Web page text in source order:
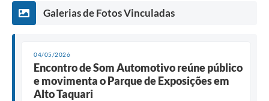
Galerias de Fotos Vinculadas
04/05/2026
Encontro de Som Automotivo reúne público
e movimenta o Parque de Exposições em
Alto Taquari